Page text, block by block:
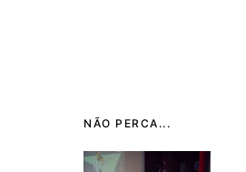
NÃO PERCA...